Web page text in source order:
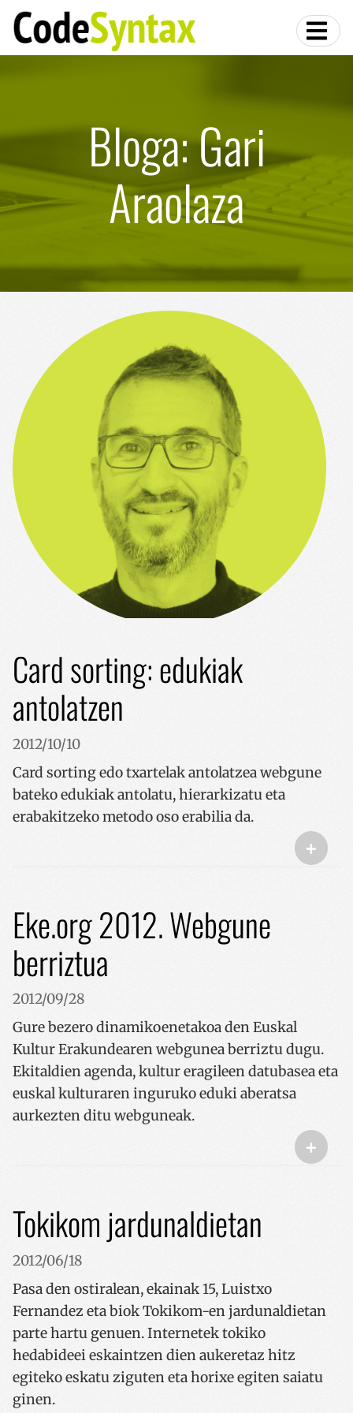
Bloga: Gari
Araolaza
Card sorting: edukiak
antolatzen
2012/10/10
Card sorting edo txartelak antolatzea webgune
bateko edukiak antolatu, hierarkizatu eta
erabakitzeko metodo oso erabilia da.
+
Eke.org 2012. Webgune
berriztua
2012/09/28
Gure bezero dinamikoenetakoa den Euskal
Kultur Erakundearen webgunea berriztu dugu.
Ekitaldien agenda, kultur eragileen datubasea eta
euskal kulturaren inguruko eduki aberatsa
aurkezten ditu webguneak.
+
Tokikom jardunaldietan
2012/06/18
Pasa den ostiralean, ekainak 15, Luistxo
Fernandez eta biok Tokikom-en jardunaldietan
parte hartu genuen. Internetek tokiko
hedabideei eskaintzen dien aukeretaz hitz
egiteko eskatu ziguten eta horixe egiten saiatu
ginen.